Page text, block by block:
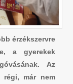
érzékszervre
a gyerekek
Az
régi, már nem